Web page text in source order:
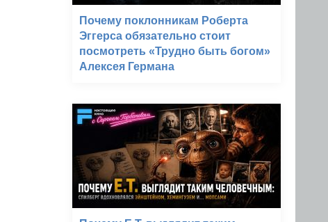
Почему поклонникам Роберта
Эггерса обязательно стоит
посмотреть «Трудно быть богом»
Алексея Германа